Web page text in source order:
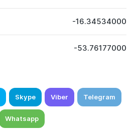
-16.34534000
-53.76177000
Skype Viber Telegram
Whatsapp